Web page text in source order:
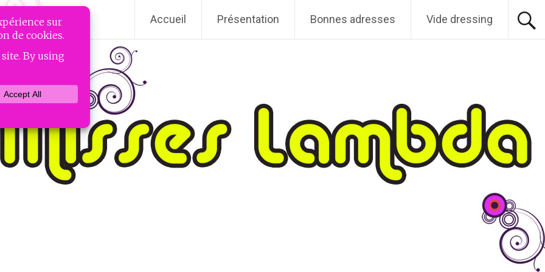
Accueil Présentation Bonnes adresses Vide dressing